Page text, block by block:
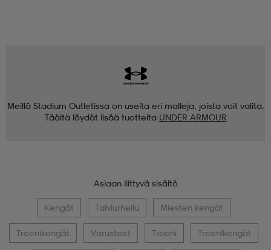
Meillä Stadium Outletissa on useita eri malleja, joista voit valita.
Täältä löydät lisää tuotteita UNDER ARMOUR
Asiaan liittyvä sisältö
Kengät Talviurheilu Miesten kengät
Treenikengät Varusteet Treeni Treenikengät